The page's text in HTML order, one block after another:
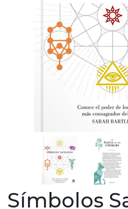
Símbolos